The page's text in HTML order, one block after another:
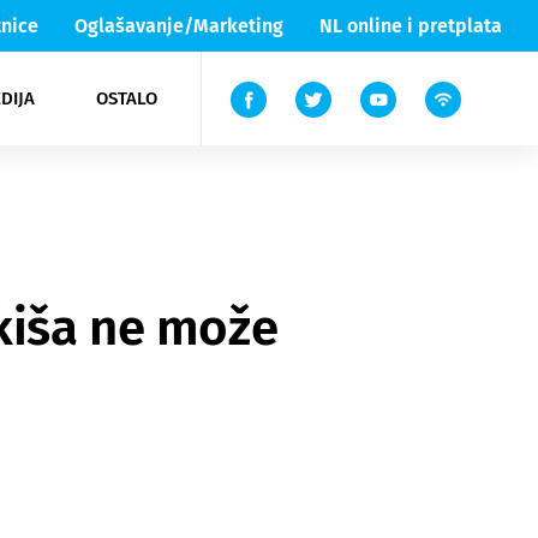
Oglašavanje/Marketing NL online i pretplata
OSTALO
Lika & Senj
TV
ne može